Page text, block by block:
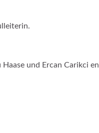
und Ercan Carikci